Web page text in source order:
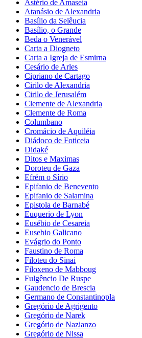
Astério de Amaseia
Atanásio de Alexandria
Basílio da Selêucia
Basílio, o Grande
Beda o Venerável
Carta a Diogneto
Carta a Igreja de Esmirna
Cesário de Arles
Cipriano de Cartago
Cirilo de Alexandria
Cirilo de Jerusalém
Clemente de Alexandria
Clemente de Roma
Columbano
Cromácio de Aquiléia
Diádoco de Foticeia
Didaké
Ditos e Maximas
Doroteu de Gaza
Efrém o Sírio
Epifanio de Benevento
Epifanio de Salamina
Epistola de Barnabé
Euquerio de Lyon
Eusébio de Cesareia
Eusebio Galicano
Evágrio do Ponto
Faustino de Roma
Filoteu do Sinai
Filoxeno de Mabboug
Fulgêncio De Ruspe
Gaudencio de Brescia
Germano de Constantinopla
Gregório de Agrigento
Gregório de Narek
Gregório de Nazianzo
Gregório de Nissa